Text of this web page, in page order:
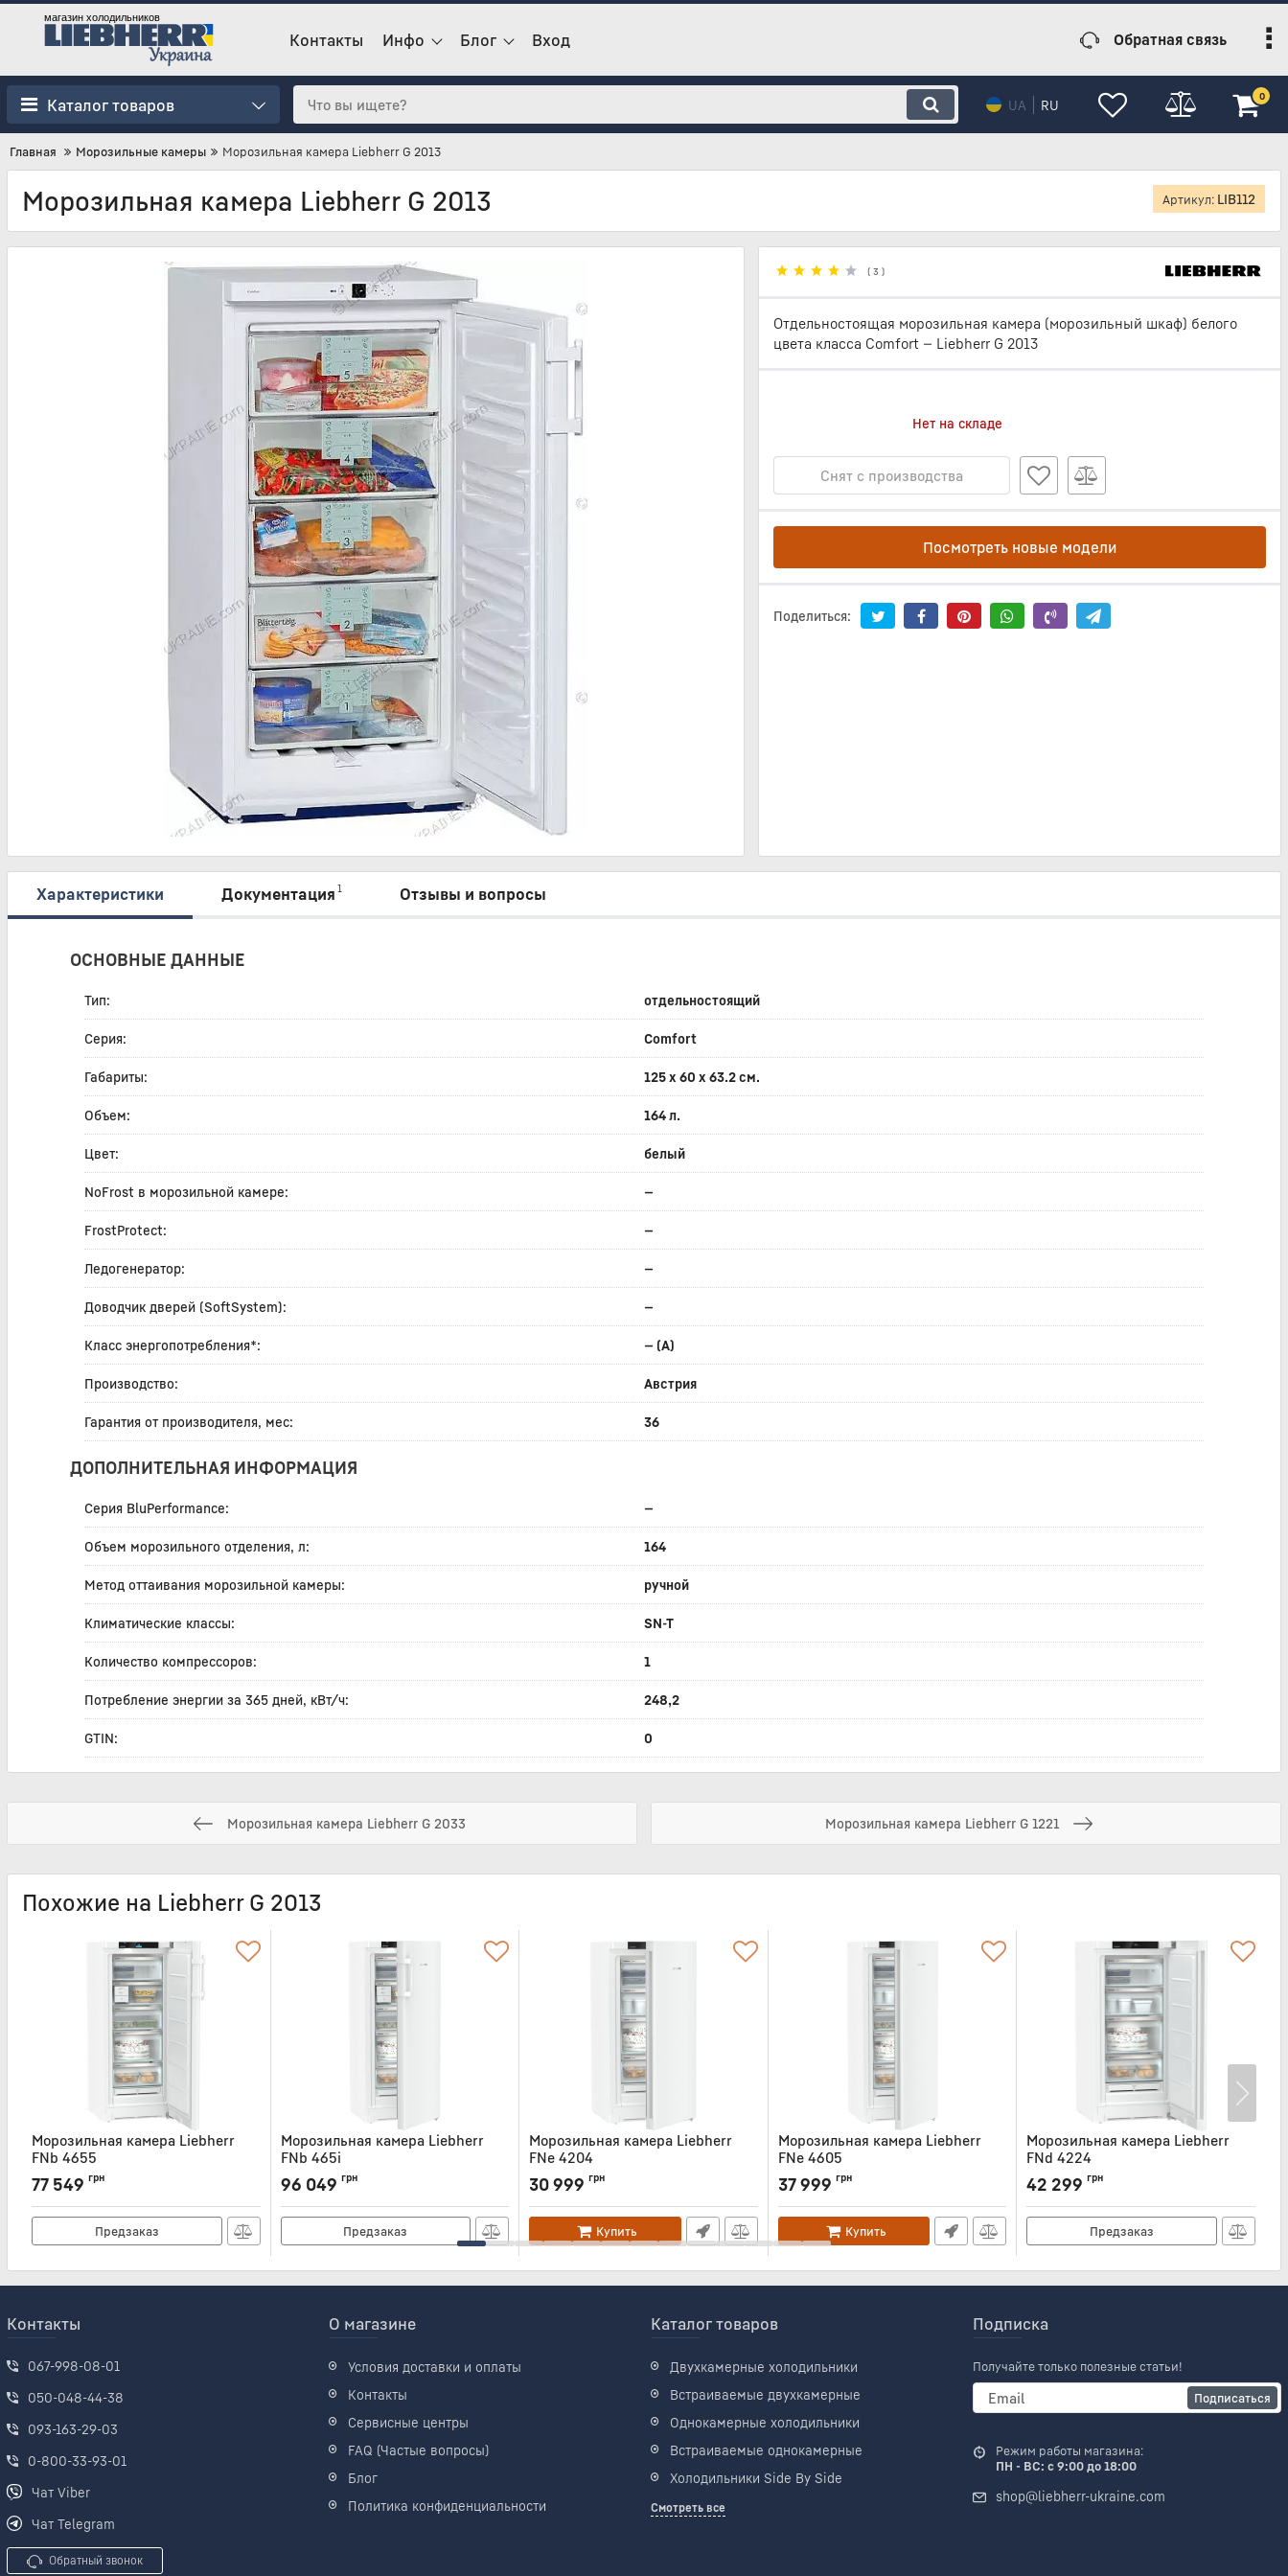
магазин холодильников
Контакты Инфо Блог Вход Обратная связь
Каталог товаров RU
UA
0
Главная Морозильные камеры Морозильная камера Liebherr G 2013
Морозильная камера Liebherr G 2013 Артикул: LIB112
( 3 )
Отдельностоящая морозильная камера (морозильный шкаф) белого
цвета класса Comfort — Liebherr G 2013
Нет на складе
Снят с производства
Посмотреть новые модели
Поделиться:
Характеристики Документация 1 Отзывы и вопросы
ОСНОВНЫЕ ДАННЫЕ
Тип: отдельностоящий
Серия: Comfort
Габариты: 125 x 60 x 63.2 см.
Объем: 164 л.
Цвет: белый
NoFrost в морозильной камере: —
FrostProtect: —
Ледогенератор: —
Доводчик дверей (SoftSystem): —
Класс энергопотребления*: — (A)
Производство: Австрия
Гарантия от производителя, мес: 36
ДОПОЛНИТЕЛЬНАЯ ИНФОРМАЦИЯ
Серия BluPerformance: —
Объем морозильного отделения, л: 164
Метод оттаивания морозильной камеры: ручной
Климатические классы: SN-T
Количество компрессоров: 1
Потребление энергии за 365 дней, кВт/ч: 248,2
GTIN: 0
Морозильная камера Liebherr G 2033 Морозильная камера Liebherr G 1221
Похожие на Liebherr G 2013
Морозильная камера Liebherr
FNb 4655
Артикул: FNB4655
77 549 грн
Предзаказ
Морозильная камера Liebherr
FNb 465i
Артикул: FNB465I
96 049 грн
Предзаказ
Морозильная камера Liebherr
FNe 4204
Артикул: FNE4204
30 999 грн
Купить
Морозильная камера Liebherr
FNe 4605
Артикул: FNE4605
37 999 грн
Купить
Морозильная камера Liebherr
FNd 4224
Артикул: FND4224
42 299 грн
Предзаказ
Контакты
067-998-08-01
050-048-44-38
093-163-29-03
0-800-33-93-01
Чат Viber
Чат Telegram
Обратный звонок
О магазине
Условия доставки и оплаты
Контакты
Сервисные центры
FAQ (Частые вопросы)
Блог
Политика конфиденциальности
Каталог товаров
Двухкамерные холодильники
Встраиваемые двухкамерные
Однокамерные холодильники
Встраиваемые однокамерные
Холодильники Side By Side
Смотреть все
Подписка
Получайте только полезные статьи!
Подписаться
Режим работы магазина:
ПН - ВС: с 9:00 до 18:00
shop@liebherr-ukraine.com